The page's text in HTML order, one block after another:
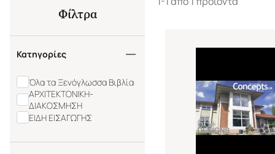
Φίλτρα
Κατηγορίες
Όλα τα Ξενόγλωσσα Βιβλία
ΑΡΧΙΤΕΚΤΟΝΙΚΗ-
ΔΙΑΚΟΣΜΗΣΗ
ΕΙΔΗ ΕΙΣΑΓΩΓΗΣ